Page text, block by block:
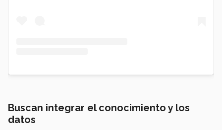
Buscan integrar el conocimiento y los
datos